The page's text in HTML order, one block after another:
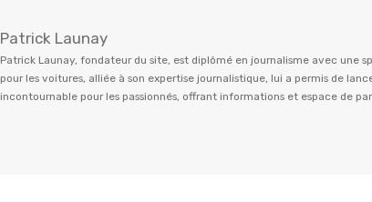
Patrick Launay
Patrick Launay, fondateur du site, est diplômé en journalisme avec une
pour les voitures, alliée à son expertise journalistique, lui a permis de
incontournable pour les passionnés, offrant informations et espace de